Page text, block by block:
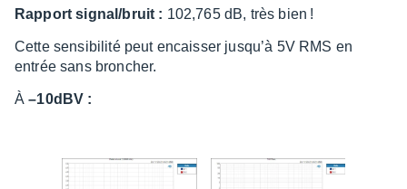
Rapport signal/bruit : 102,765 dB, très bien !
Cette sensi­bi­lité peut encais­ser jusqu’à 5V RMS en
entrée sans bron­cher.
À–10dBV :